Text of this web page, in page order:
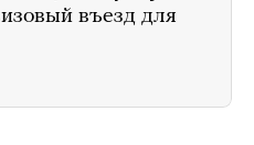
въезд для